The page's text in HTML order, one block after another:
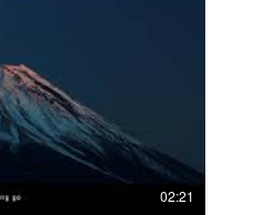
02:21